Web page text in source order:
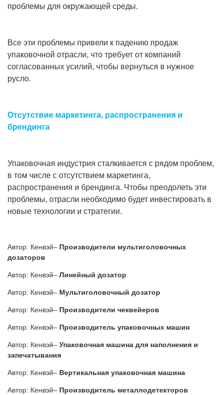
проблемы для окружающей среды.
Все эти проблемы привели к падению продаж
упаковочной отрасли, что требует от компаний
согласованных усилий, чтобы вернуться в нужное
русло.
Отсутствие маркетинга, распространения и
брендинга
Упаковочная индустрия сталкивается с рядом проблем,
в том числе с отсутствием маркетинга,
распространения и брендинга. Чтобы преодолеть эти
проблемы, отрасли необходимо будет инвестировать в
новые технологии и стратегии.
Автор: Кенвэй– Производители мультиголовочных
дозаторов
Автор: Кенвэй– Линейный дозатор
Автор: Кенвэй– Мультиголовочный дозатор
Автор: Кенвэй– Производители чеквейеров
Автор: Кенвэй– Производитель упаковочных машин
Автор: Кенвэй– Упаковочная машина для наполнения и
запечатывания
Автор: Кенвэй– Вертикальная упаковочная машина
Автор: Кенвэй– Производитель металлодетекторов